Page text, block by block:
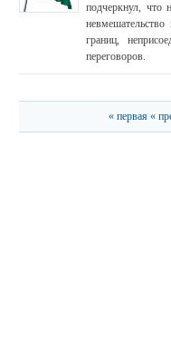
подчеркнул, что
границ,
переговоров.
« первая «